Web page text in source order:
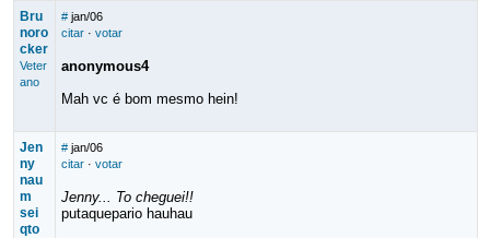
Bru
noro
cker
Veter
ano
# jan/06
citar· votar
anonymous4
Mah vc é bom mesmo hein!
Jen
ny
nau
m
sei
qto
# jan/06
citar· votar
Jenny... To cheguei!!
putaquepario hauhau